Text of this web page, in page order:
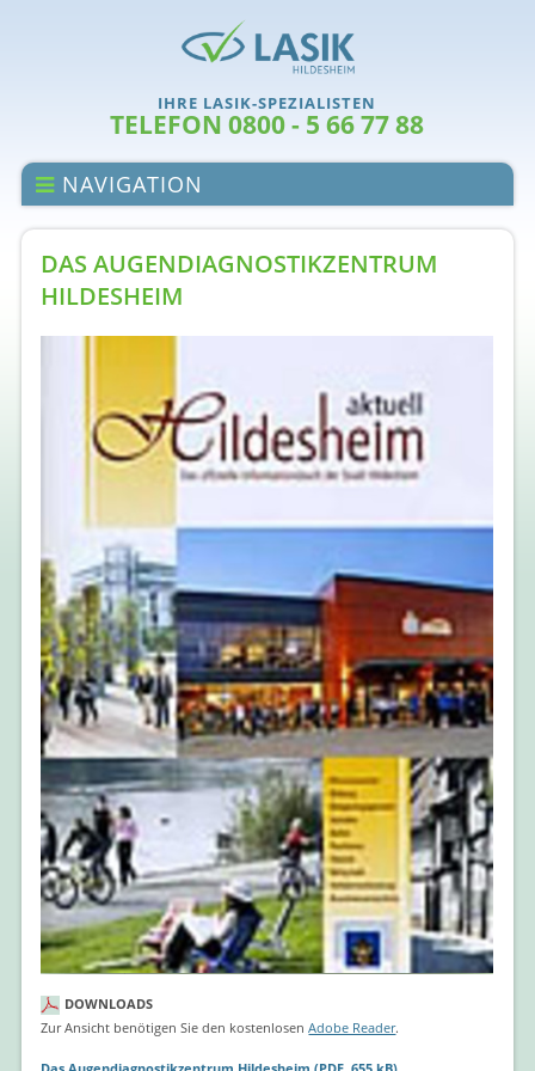
IHRE LASIK-SPEZIALISTEN
TELEFON 0800 - 5 66 77 88
NAVIGATION
DAS AUGENDIAGNOSTIKZENTRUM
HILDESHEIM
DOWNLOADS
Zur Ansicht benötigen Sie den kostenlosenAdobe Reader.